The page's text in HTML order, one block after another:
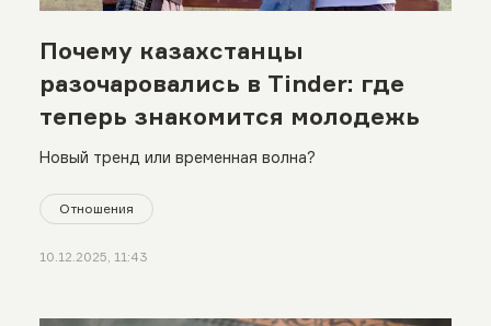
Почему казахстанцы
разочаровались в Tinder: где
теперь знакомится молодежь
Новый тренд или временная волна?
Отношения
10.12.2025, 11:43